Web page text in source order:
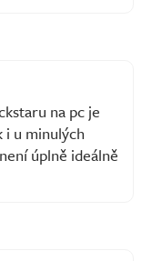
na pc je
i u minulých
úplně ideálně